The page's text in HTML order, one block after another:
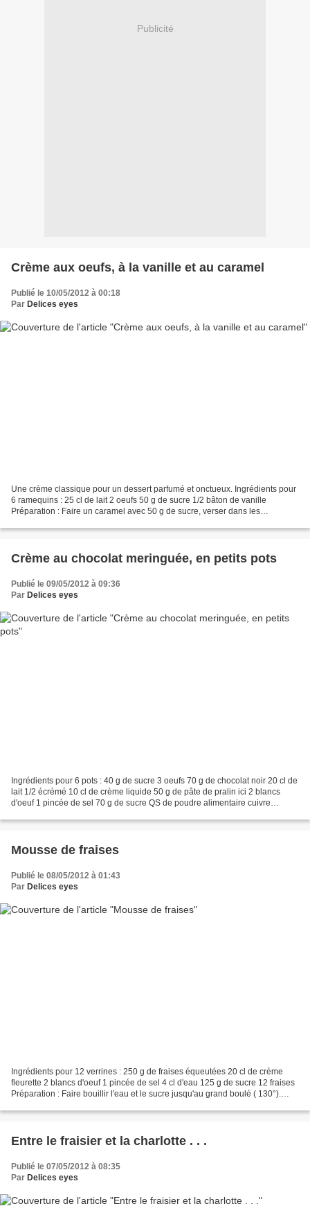
Publicité
Crème aux oeufs, à la vanille et au caramel
Publié le 10/05/2012 à 00:18
Par Delices eyes
Une crème classique pour un dessert parfumé et onctueux. Ingrédients pour
6 ramequins : 25 cl de lait 2 oeufs 50 g de sucre 1/2 bâton de vanille
Préparation : Faire un caramel avec 50 g de sucre, verser dans les
Crème au chocolat meringuée, en petits pots
Publié le 09/05/2012 à 09:36
Par Delices eyes
Ingrédients pour 6 pots : 40 g de sucre 3 oeufs 70 g de chocolat noir 20 cl de
lait 1/2 écrémé 10 cl de crème liquide 50 g de pâte de pralin ici 2 blancs
d'oeuf 1 pincée de sel 70 g de sucre QS de poudre alimentaire cuivre
Mousse de fraises
Publié le 08/05/2012 à 01:43
Par Delices eyes
Ingrédients pour 12 verrines : 250 g de fraises équeutées 20 cl de crème
fleurette 2 blancs d'oeuf 1 pincée de sel 4 cl d'eau 125 g de sucre 12 fraises
Préparation : Faire bouillir l'eau et le sucre jusqu'au grand boulé ( 130°).
Entre le fraisier et la charlotte . . .
Publié le 07/05/2012 à 08:35
Par Delices eyes